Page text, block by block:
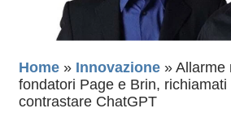
Home » Innovazione » Allarme
fondatori Page e Brin, richiamati
contrastare ChatGPT